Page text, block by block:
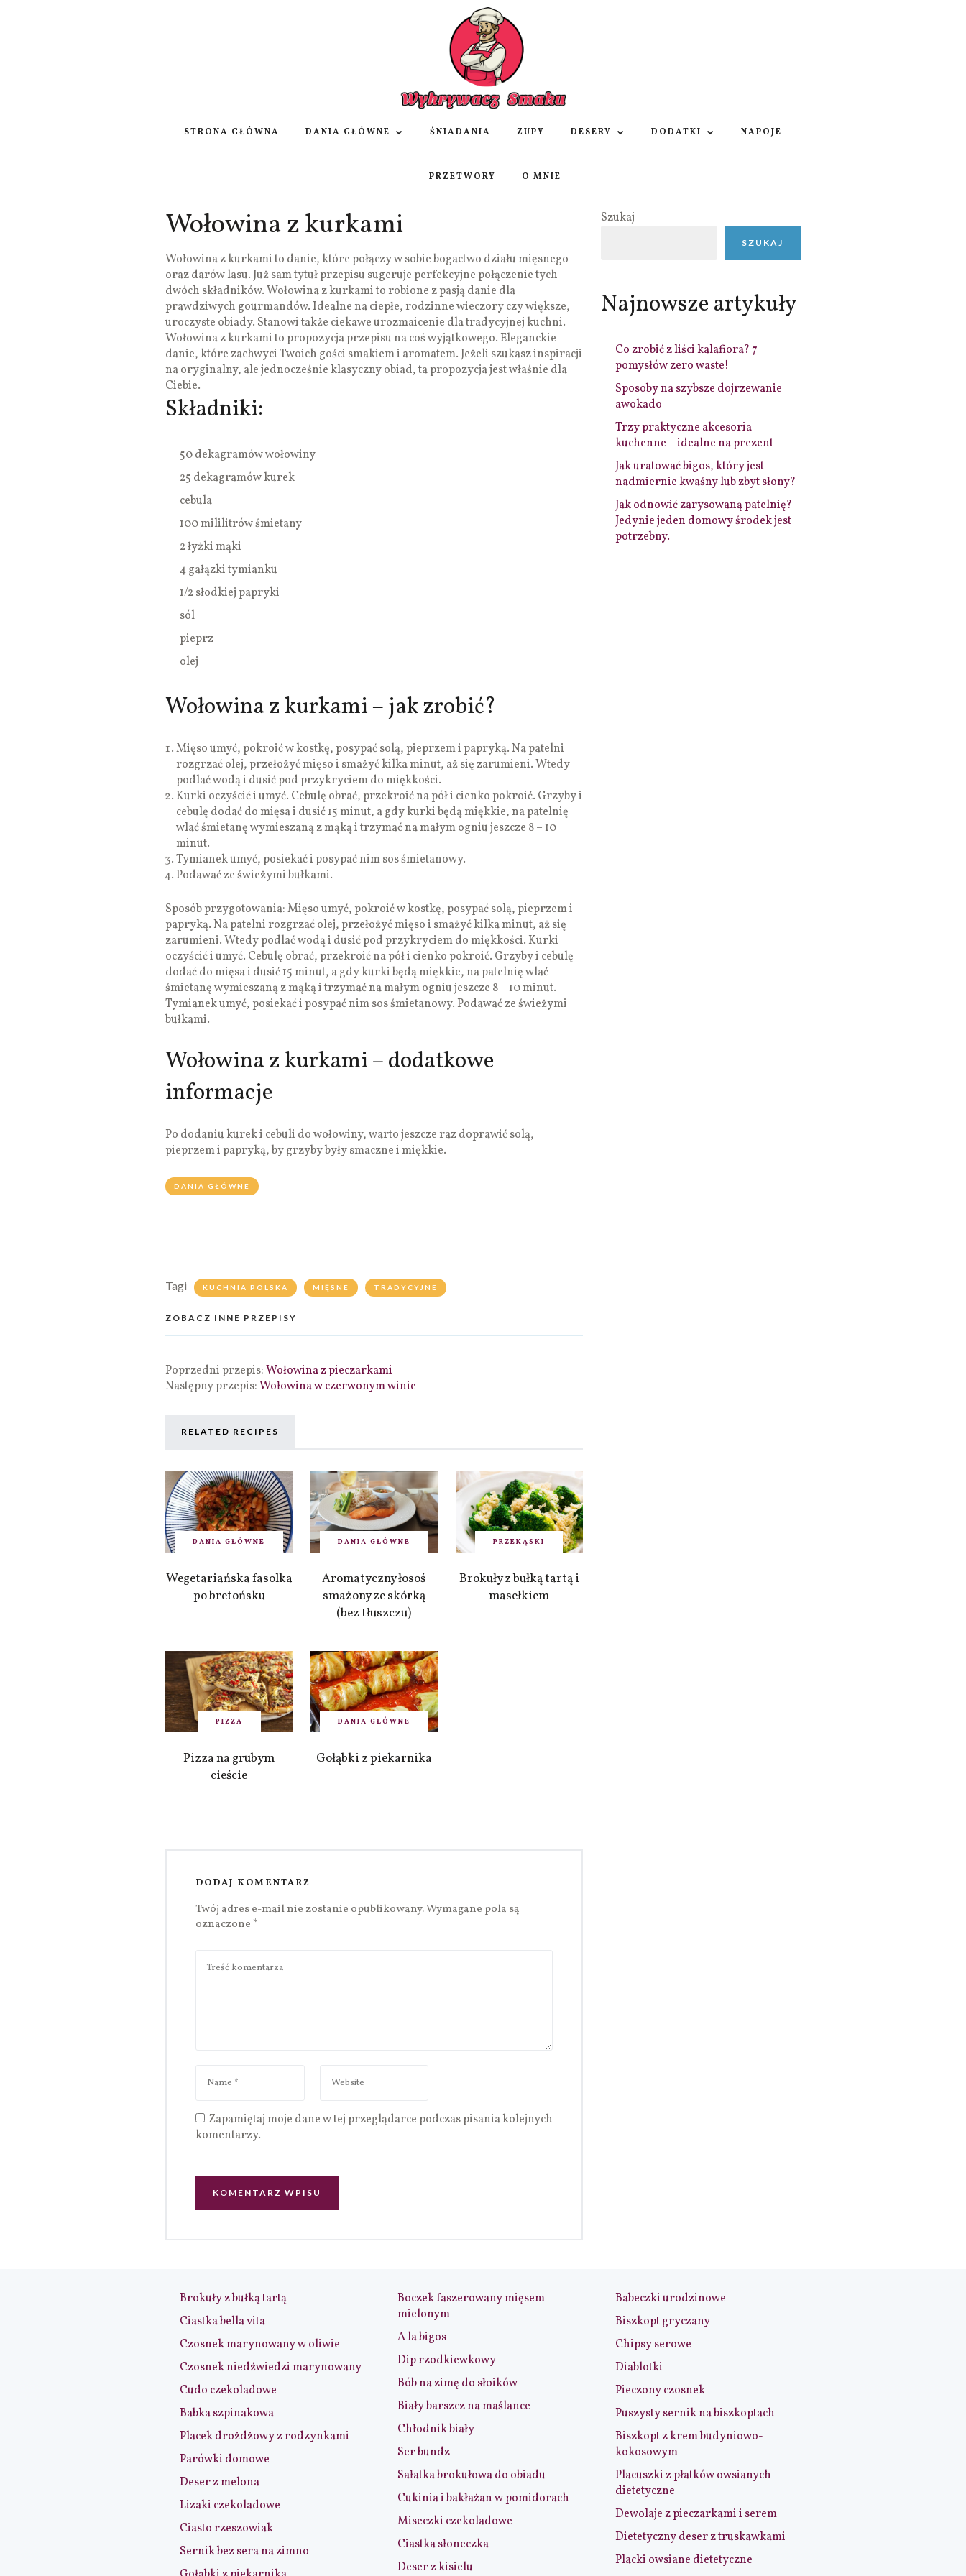
STRONA GŁÓWNA DANIA GŁÓWNE ŚNIADANIA ZUPY DESERY DODATKI NAPOJE
PRZETWORY O MNIE
Wołowina z kurkami
Wołowina z kurkami to danie, które połączy w sobie bogactwo działu mięsnego
oraz darów lasu. Już sam tytuł przepisu sugeruje perfekcyjne połączenie tych
dwóch składników. Wołowina z kurkami to robione z pasją danie dla
prawdziwych gourmandów. Idealne na ciepłe, rodzinne wieczory czy większe,
uroczyste obiady. Stanowi także ciekawe urozmaicenie dla tradycyjnej kuchni.
Wołowina z kurkami to propozycja przepisu na coś wyjątkowego. Eleganckie
danie, które zachwyci Twoich gości smakiem i aromatem. Jeżeli szukasz inspiracji
na oryginalny, ale jednocześnie klasyczny obiad, ta propozycja jest właśnie dla
Ciebie.
Składniki:
50 dekagramów wołowiny
25 dekagramów kurek
cebula
100 mililitrów śmietany
2 łyżki mąki
4 gałązki tymianku
1/2 słodkiej papryki
sól
pieprz
olej
Wołowina z kurkami – jak zrobić?
Mięso umyć, pokroić w kostkę, posypać solą, pieprzem i papryką. Na patelni
rozgrzać olej, przełożyć mięso i smażyć kilka minut, aż się zarumieni. Wtedy
podlać wodą i dusić pod przykryciem do miękkości.
Kurki oczyścić i umyć. Cebulę obrać, przekroić na pół i cienko pokroić. Grzyby i
cebulę dodać do mięsa i dusić 15 minut, a gdy kurki będą miękkie, na patelnię
wlać śmietanę wymieszaną z mąką i trzymać na małym ogniu jeszcze 8 – 10
minut.
Tymianek umyć, posiekać i posypać nim sos śmietanowy.
Podawać ze świeżymi bułkami.
Sposób przygotowania: Mięso umyć, pokroić w kostkę, posypać solą, pieprzem i
papryką. Na patelni rozgrzać olej, przełożyć mięso i smażyć kilka minut, aż się
zarumieni. Wtedy podlać wodą i dusić pod przykryciem do miękkości. Kurki
oczyścić i umyć. Cebulę obrać, przekroić na pół i cienko pokroić. Grzyby i cebulę
dodać do mięsa i dusić 15 minut, a gdy kurki będą miękkie, na patelnię wlać
śmietanę wymieszaną z mąką i trzymać na małym ogniu jeszcze 8 – 10 minut.
Tymianek umyć, posiekać i posypać nim sos śmietanowy. Podawać ze świeżymi
bułkami.
Wołowina z kurkami – dodatkowe
informacje
Po dodaniu kurek i cebuli do wołowiny, warto jeszcze raz doprawić solą,
pieprzem i papryką, by grzyby były smaczne i miękkie.
DANIA GŁÓWNE
Tagi KUCHNIA POLSKA MIĘSNE TRADYCYJNE
ZOBACZ INNE PRZEPISY
Poprzedni przepis:Wołowina z pieczarkami
Następny przepis:Wołowina w czerwonym winie
RELATED RECIPES
DANIA GŁÓWNE
Wegetariańska fasolka
po bretońsku
DANIA GŁÓWNE
Aromatyczny łosoś
smażony ze skórką
(bez tłuszczu)
PRZEKĄSKI
Brokuły z bułką tartą i
masełkiem
PIZZA
Pizza na grubym
cieście
DANIA GŁÓWNE
Gołąbki z piekarnika
DODAJ KOMENTARZ
Twój adres e-mail nie zostanie opublikowany.Wymagane pola są
oznaczone *
Zapamiętaj moje dane w tej przeglądarce podczas pisania kolejnych
komentarzy.
Szukaj
SZUKAJ
Najnowsze artykuły
Co zrobić z liści kalafiora? 7
pomysłów zero waste!
Sposoby na szybsze dojrzewanie
awokado
Trzy praktyczne akcesoria
kuchenne – idealne na prezent
Jak uratować bigos, który jest
nadmiernie kwaśny lub zbyt słony?
Jak odnowić zarysowaną patelnię?
Jedynie jeden domowy środek jest
potrzebny.
Brokuły z bułką tartą
Ciastka bella vita
Czosnek marynowany w oliwie
Czosnek niedźwiedzi marynowany
Cudo czekoladowe
Babka szpinakowa
Placek drożdżowy z rodzynkami
Parówki domowe
Deser z melona
Lizaki czekoladowe
Ciasto rzeszowiak
Sernik bez sera na zimno
Boczek faszerowany mięsem
mielonym
A la bigos
Dip rzodkiewkowy
Bób na zimę do słoików
Biały barszcz na maślance
Chłodnik biały
Ser bundz
Sałatka brokułowa do obiadu
Cukinia i bakłażan w pomidorach
Miseczki czekoladowe
Ciastka słoneczka
Deser z kisielu
Babeczki urodzinowe
Biszkopt gryczany
Chipsy serowe
Diablotki
Pieczony czosnek
Puszysty sernik na biszkoptach
Biszkopt z krem budyniowo-
kokosowym
Placuszki z płatków owsianych
dietetyczne
Dewolaje z pieczarkami i serem
Dietetyczny deser z truskawkami
Placki owsiane dietetyczne